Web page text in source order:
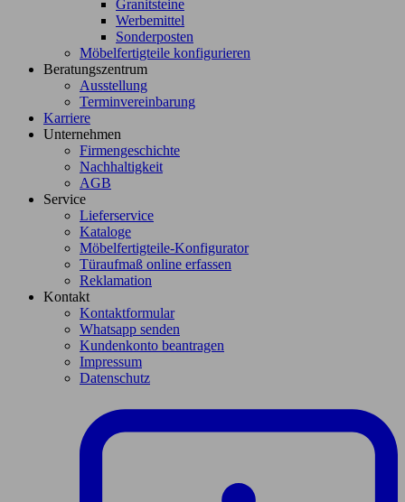
Granitsteine
Werbemittel
Sonderposten
Möbelfertigteile konfigurieren
Beratungszentrum
Ausstellung
Terminvereinbarung
Karriere
Unternehmen
Firmengeschichte
Nachhaltigkeit
AGB
Service
Lieferservice
Kataloge
Möbelfertigteile-Konfigurator
Türaufmaß online erfassen
Reklamation
Kontakt
Kontaktformular
Whatsapp senden
Kundenkonto beantragen
Impressum
Datenschutz